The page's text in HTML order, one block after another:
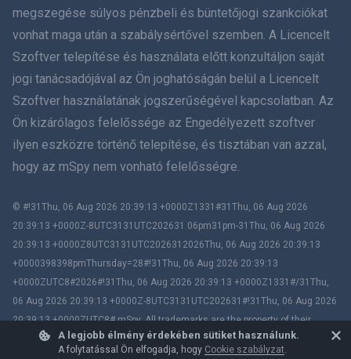
A legjobb élmény érdekében sütiket használunk.
A folytatással Ön elfogadja, hogy Cookie szabályzat.
עברית
Română
Ελληνικά
Slovenčina
Bahasa melayu
Čeština
Magyar
megszegése súlyos pénzbeli és büntetőjogi szankciókat
vonhat maga után a szabálysértővel szemben. A Licencelt
Szoftver telepítése és használata előtt konzultáljon saját
jogi tanácsadójával az Ön joghatóságán belül a Licencelt
Szoftver használatának jogszerűségével kapcsolatban. Az
Ön kizárólagos felelőssége az Engedélyezett szoftver
ilyen eszközre történő telepítése, és tisztában van azzal,
hogy az mSpy nem vonható felelősségre.
© #!31Thu, 06 Aug 2026 20:39:13 +0000Z1331#31Thu, 06 Aug 2026
20:39:13 +0000Z-8UTC3131UTC202631 06pm31pm-31Thu, 06 Aug 2026
20:39:13 +0000Z8UTC3131UTC2026312026Thu, 06 Aug 2026 20:39:13
+0000398398pmThursday=28#!31Thu, 06 Aug 2026 20:39:13
+0000ZUTC8#2026#!31Thu, 06 Aug 2026 20:39:13 +0000Z1331#/31Thu,
06 Aug 2026 20:39:13 +0000Z-8UTC3131UTC202631#!31Thu, 06 Aug 2026
20:39:13 +0000ZUTC8# mSpy. All trademarks are the property of their
respective owners.